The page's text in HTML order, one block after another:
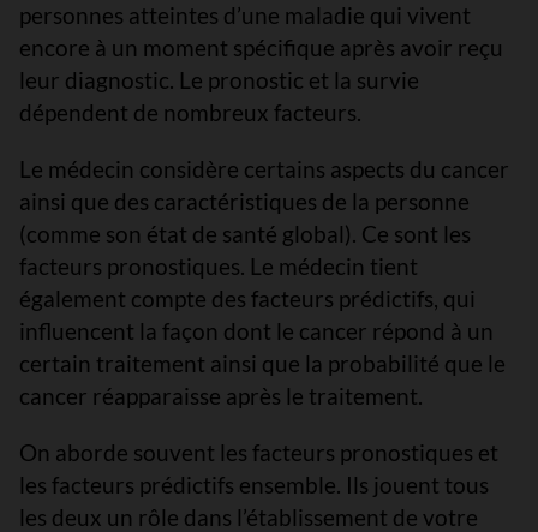
personnes atteintes d’une maladie qui vivent
encore à un moment spécifique après avoir reçu
leur diagnostic. Le pronostic et la survie
dépendent de nombreux facteurs.
Le médecin considère certains aspects du cancer
ainsi que des caractéristiques de la personne
(comme son état de santé global). Ce sont les
facteurs pronostiques. Le médecin tient
également compte des facteurs prédictifs, qui
influencent la façon dont le cancer répond à un
certain traitement ainsi que la probabilité que le
cancer réapparaisse après le traitement.
On aborde souvent les facteurs pronostiques et
les facteurs prédictifs ensemble. Ils jouent tous
les deux un rôle dans l’établissement de votre